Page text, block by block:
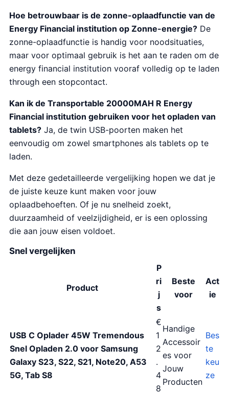
Hoe betrouwbaar is de zonne-oplaadfunctie van de
Energy Financial institution op Zonne-energie? De
zonne-oplaadfunctie is handig voor noodsituaties,
maar voor optimaal gebruik is het aan te raden om de
energy financial institution vooraf volledig op te laden
through een stopcontact.
Kan ik de Transportable 20000MAH R Energy
Financial institution gebruiken voor het opladen van
tablets? Ja, de twin USB-poorten maken het
eenvoudig om zowel smartphones als tablets op te
laden.
Met deze gedetailleerde vergelijking hopen we dat je
de juiste keuze kunt maken voor jouw
oplaadbehoeften. Of je nu snelheid zoekt,
duurzaamheid of veelzijdigheid, er is een oplossing
die aan jouw eisen voldoet.
Snel vergelijken
Product
P
ri
j
s
Beste
voor
Act
ie
USB C Oplader 45W Tremendous
Snel Opladen 2.0 voor Samsung
Galaxy S23, S22, S21, Note20, A53
5G, Tab S8
€
1
2
.
4
8
Handige
Accessoir
es voor
Jouw
Producten
Bes
te
keu
ze